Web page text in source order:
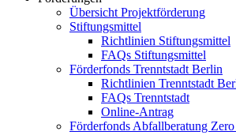
Übersicht Projektförderung
Stiftungsmittel
Richtlinien Stiftungsmittel
FAQs Stiftungsmittel
Förderfonds Trenntstadt Berlin
Richtlinien Trenntstadt
FAQs Trenntstadt
Online-Antrag
Förderfonds Abfallberatung Zero